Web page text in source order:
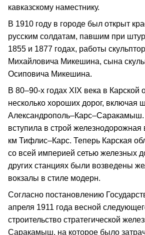
кавказскому наместнику.
В 1910 году в городе был открыт
русским солдатам, павшим при
1855 и 1877 годах, работы
Михайловича Микешина, сына
Осиповича Микешина.
В 80–90-х годах XIX века в Карской
несколько хороших дорог, включая
Александрополь–Карс–Саракамыш.
вступила в строй железнодорожная
км Тифлис–Карс. Теперь Карская
со всей империей сетью железных
других станциях были возведены
вокзалы в стиле модерн.
Согласно постановлению
апреля 1911 года весной
строительство стратегической
Саракамыш, на которое было